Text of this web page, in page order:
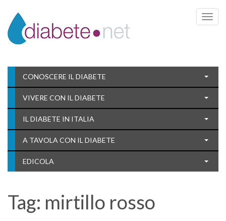
Toggle
CONOSCERE IL DIABETE
VIVERE CON IL DIABETE
IL DIABETE IN ITALIA
A TAVOLA CON IL DIABETE
EDICOLA
Tag: mirtillo rosso